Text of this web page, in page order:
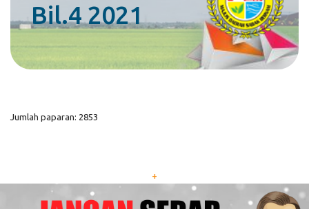
Bil.4 2021
Jumlah paparan: 2853
+